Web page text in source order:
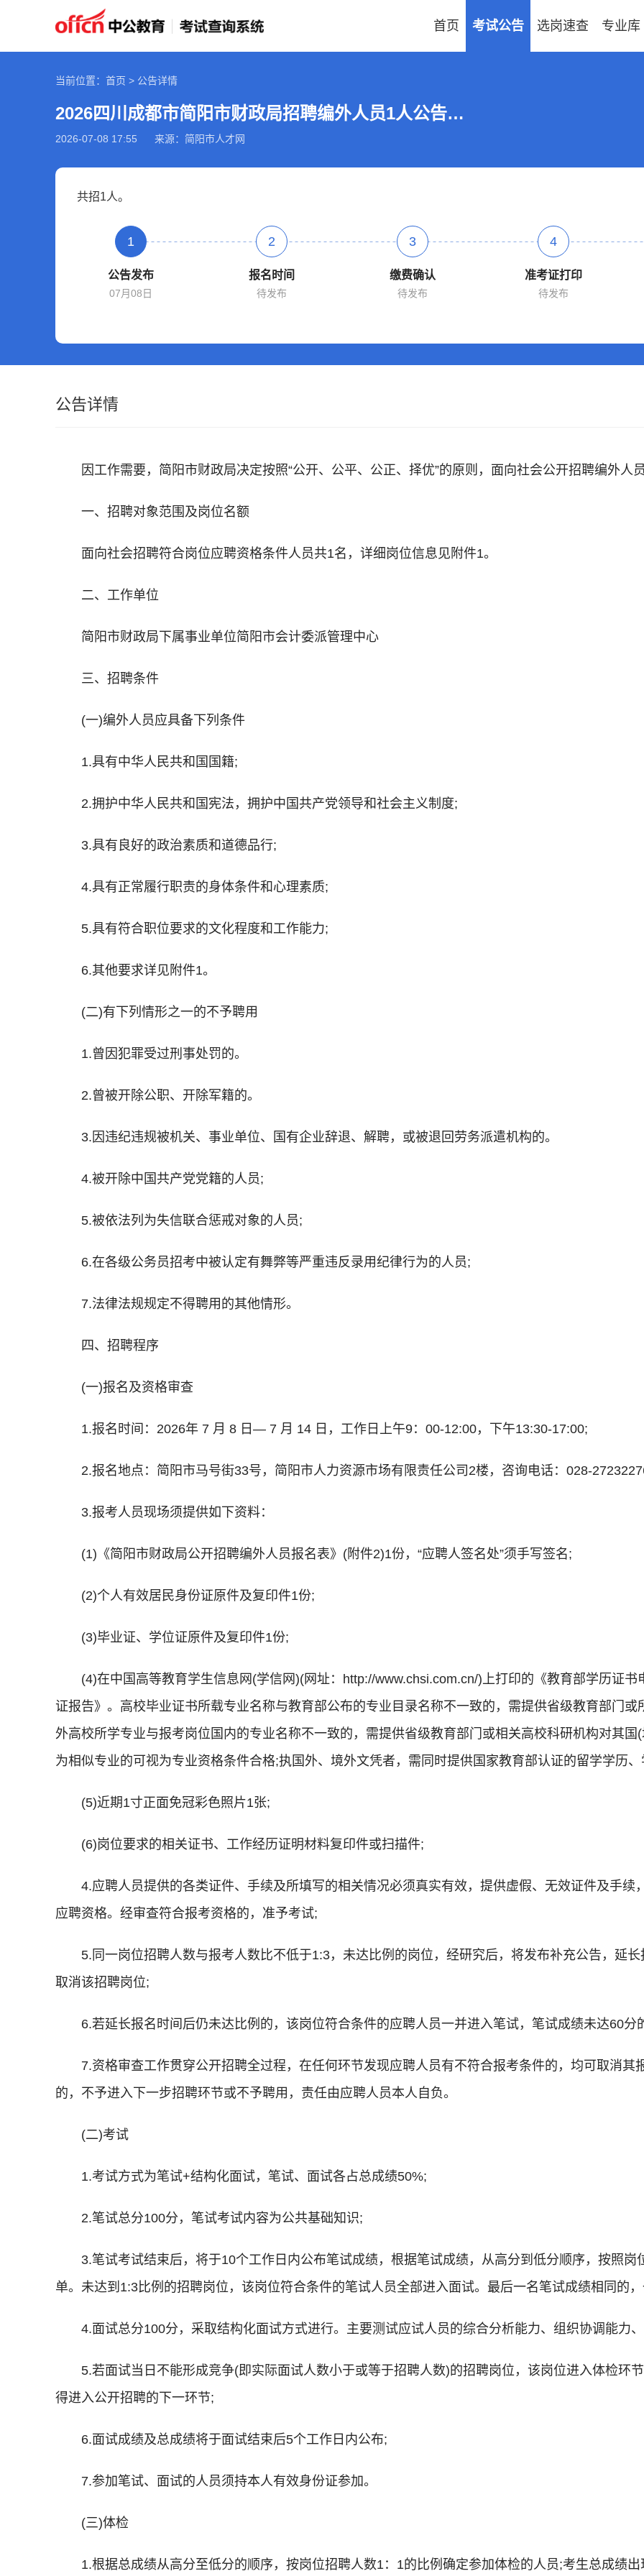
首页 考试公告 选岗速查 专业库
当前位置：首页 > 公告详情
2026四川成都市简阳市财政局招聘编外人员1人公告
2026-07-08 17:55 来源：简阳市人才网
共招1人。
1
公告发布
07月08日
2
报名时间
待发布
3
缴费确认
待发布
4
准考证打印
待发布
公告详情
因工作需要，简阳市财政局决定按照“公开、公平、公正、择优”的原则，面向社会公开招聘编外人
一、招聘对象范围及岗位名额
面向社会招聘符合岗位应聘资格条件人员共1名，详细岗位信息见附件1。
二、工作单位
简阳市财政局下属事业单位简阳市会计委派管理中心
三、招聘条件
(一)编外人员应具备下列条件
1.具有中华人民共和国国籍;
2.拥护中华人民共和国宪法，拥护中国共产党领导和社会主义制度;
3.具有良好的政治素质和道德品行;
4.具有正常履行职责的身体条件和心理素质;
5.具有符合职位要求的文化程度和工作能力;
6.其他要求详见附件1。
(二)有下列情形之一的不予聘用
1.曾因犯罪受过刑事处罚的。
2.曾被开除公职、开除军籍的。
3.因违纪违规被机关、事业单位、国有企业辞退、解聘，或被退回劳务派遣机构的。
4.被开除中国共产党党籍的人员;
5.被依法列为失信联合惩戒对象的人员;
6.在各级公务员招考中被认定有舞弊等严重违反录用纪律行为的人员;
7.法律法规规定不得聘用的其他情形。
四、招聘程序
(一)报名及资格审查
1.报名时间：2026年 7 月 8 日— 7 月 14 日，工作日上午9：00-12:00，下午13:30-17:00;
2.报名地点：简阳市马号街33号，简阳市人力资源市场有限责任公司2楼，咨询电话：028-
3.报考人员现场须提供如下资料：
(1)《简阳市财政局公开招聘编外人员报名表》(附件2)1份，“应聘人签名处”须手写签名;
(2)个人有效居民身份证原件及复印件1份;
(3)毕业证、学位证原件及复印件1份;
(4)在中国高等教育学生信息网(学信网)(网址：http://www.chsi.com.cn/)上打印的《教育部学历证
证报告》。高校毕业证书所载专业名称与教育部公布的专业目录名称不一致的，需提供省级教育部门
外高校所学专业与报考岗位国内的专业名称不一致的，需提供省级教育部门或相关高校科研机构对其
为相似专业的可视为专业资格条件合格;执国外、境外文凭者，需同时提供国家教育部认证的留学学历
(5)近期1寸正面免冠彩色照片1张;
(6)岗位要求的相关证书、工作经历证明材料复印件或扫描件;
4.应聘人员提供的各类证件、手续及所填写的相关情况必须真实有效，提供虚假、无效证件及手
应聘资格。经审查符合报考资格的，准予考试;
5.同一岗位招聘人数与报考人数比不低于1:3，未达比例的岗位，经研究后，将发布补充公告，延
取消该招聘岗位;
6.若延长报名时间后仍未达比例的，该岗位符合条件的应聘人员一并进入笔试，笔试成绩未达60分
7.资格审查工作贯穿公开招聘全过程，在任何环节发现应聘人员有不符合报考条件的，均可取消
的，不予进入下一步招聘环节或不予聘用，责任由应聘人员本人自负。
(二)考试
1.考试方式为笔试+结构化面试，笔试、面试各占总成绩50%;
2.笔试总分100分，笔试考试内容为公共基础知识;
3.笔试考试结束后，将于10个工作日内公布笔试成绩，根据笔试成绩，从高分到低分顺序，按照
单。未达到1:3比例的招聘岗位，该岗位符合条件的笔试人员全部进入面试。最后一名笔试成绩相同的
4.面试总分100分，采取结构化面试方式进行。主要测试应试人员的综合分析能力、组织协调能力
5.若面试当日不能形成竞争(即实际面试人数小于或等于招聘人数)的招聘岗位，该岗位进入体检环
得进入公开招聘的下一环节;
6.面试成绩及总成绩将于面试结束后5个工作日内公布;
7.参加笔试、面试的人员须持本人有效身份证参加。
(三)体检
1.根据总成绩从高分至低分的顺序，按岗位招聘人数1：1的比例确定参加体检的人员;考生总成绩